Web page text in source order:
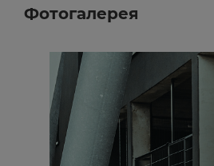
Фотогалерея